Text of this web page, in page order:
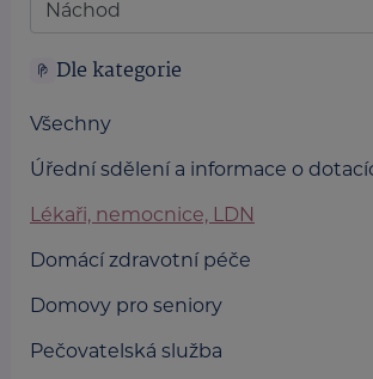
Dle kategorie
Všechny
Úřední sdělení a informace o
Lékaři, nemocnice, LDN
Domácí zdravotní péče
Domovy pro seniory
Pečovatelská služba